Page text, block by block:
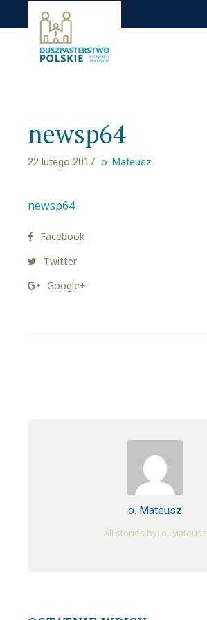
newsp64
22 lutego 2017 o. Mateusz
newsp64
Facebook
Twitter
Google+
o. Mateusz
All stories by: o. Mateusz